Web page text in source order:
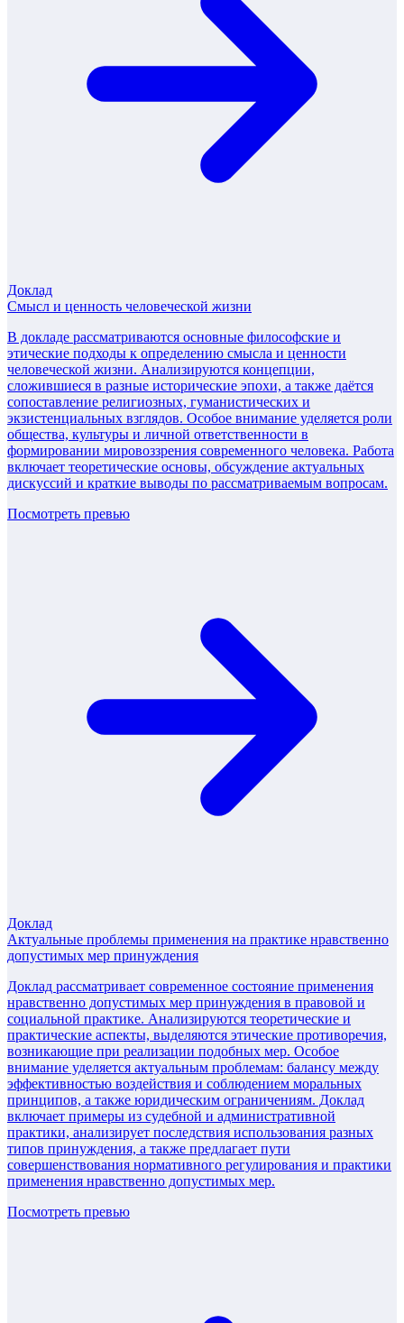
Доклад
Смысл и ценность человеческой жизни
В докладе рассматриваются основные философские и
этические подходы к определению смысла и ценности
человеческой жизни. Анализируются концепции,
сложившиеся в разные исторические эпохи, а также даётся
сопоставление религиозных, гуманистических и
экзистенциальных взглядов. Особое внимание уделяется роли
общества, культуры и личной ответственности в
формировании мировоззрения современного человека. Работа
включает теоретические основы, обсуждение актуальных
дискуссий и краткие выводы по рассматриваемым вопросам.
Посмотреть превью
Доклад
Актуальные проблемы применения на практике нравственно
допустимых мер принуждения
Доклад рассматривает современное состояние применения
нравственно допустимых мер принуждения в правовой и
социальной практике. Анализируются теоретические и
практические аспекты, выделяются этические противоречия,
возникающие при реализации подобных мер. Особое
внимание уделяется актуальным проблемам: балансу между
эффективностью воздействия и соблюдением моральных
принципов, а также юридическим ограничениям. Доклад
включает примеры из судебной и административной
практики, анализирует последствия использования разных
типов принуждения, а также предлагает пути
совершенствования нормативного регулирования и практики
применения нравственно допустимых мер.
Посмотреть превью